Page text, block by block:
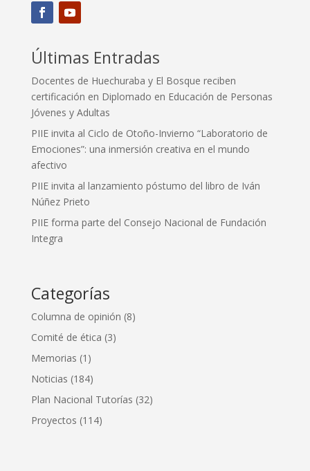
Últimas Entradas
Docentes de Huechuraba y El Bosque reciben
certificación en Diplomado en Educación de Personas
Jóvenes y Adultas
PIIE invita al Ciclo de Otoño-Invierno “Laboratorio de
Emociones”: una inmersión creativa en el mundo
afectivo
PIIE invita al lanzamiento póstumo del libro de Iván
Núñez Prieto
PIIE forma parte del Consejo Nacional de Fundación
Integra
Categorías
Columna de opinión (8)
Comité de ética (3)
Memorias (1)
Noticias (184)
Plan Nacional Tutorías (32)
Proyectos (114)